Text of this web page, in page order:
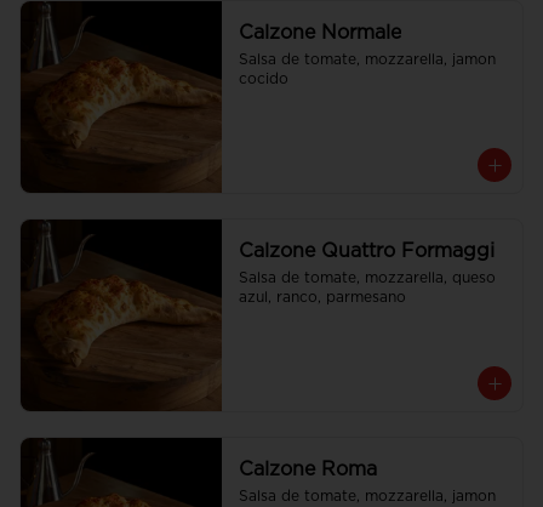
Calzone Normale
Salsa de tomate, mozzarella, jamon
cocido
Calzone Quattro Formaggi
Salsa de tomate, mozzarella, queso
azul, ranco, parmesano
Calzone Roma
Salsa de tomate, mozzarella, jamon